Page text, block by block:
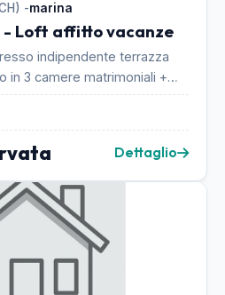
-marina
- Loft affitto vacanze
in 3 camere matrimoniali +
situata nella sple...
Dettaglio